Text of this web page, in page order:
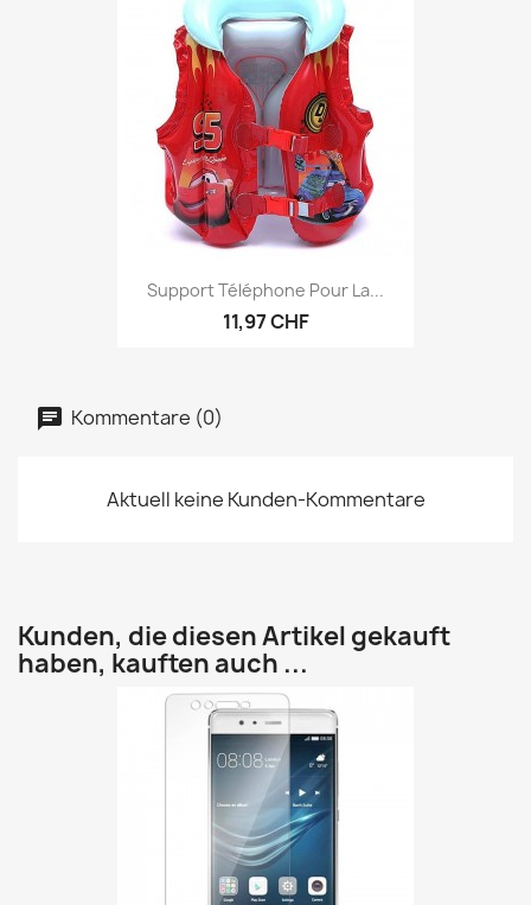
Support Téléphone Pour La...
11,97 CHF
Kommentare (0)
Aktuell keine Kunden-Kommentare
Kunden, die diesen Artikel gekauft
haben, kauften auch ...